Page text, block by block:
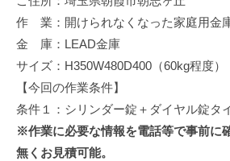
作 業：開けられなくなった家庭用金
金 庫：LEAD金庫
サイズ：H350W480D400（60kg程度）
【今回の作業条件】
条件１：シリンダー錠＋ダイヤル錠タ
※作業に必要な情報を電話等で事前に
無くお見積可能。